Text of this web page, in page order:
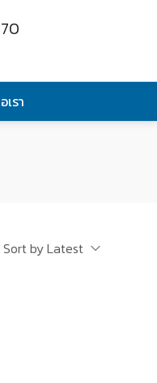
รา
Sort by Latest